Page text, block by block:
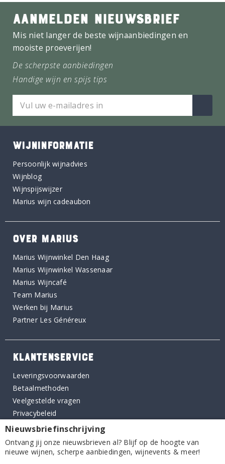
AANMELDEN NIEUWSBRIEF
Mis niet langer de beste wijnaanbiedingen en
mooiste proeverijen!
De scherpste aanbiedingen
Handige wijn en spijs tips
WIJNINFORMATIE
Persoonlijk wijnadvies
Wijnblog
Wijnspijswijzer
Marius wijn cadeaubon
OVER MARIUS
Marius Wijnwinkel Den Haag
Marius Wijnwinkel Wassenaar
Marius Wijncafé
Team Marius
Werken bij Marius
Partner Les Généreux
KLANTENSERVICE
Leveringsvoorwaarden
Betaalmethoden
Veelgestelde vragen
Privacybeleid
CONTACT
Nieuwsbriefinschrijving
Ontvang jij onze nieuwsbrieven al? Blijf op de hoogte van
nieuwe wijnen, scherpe aanbiedingen, wijnevents & meer!